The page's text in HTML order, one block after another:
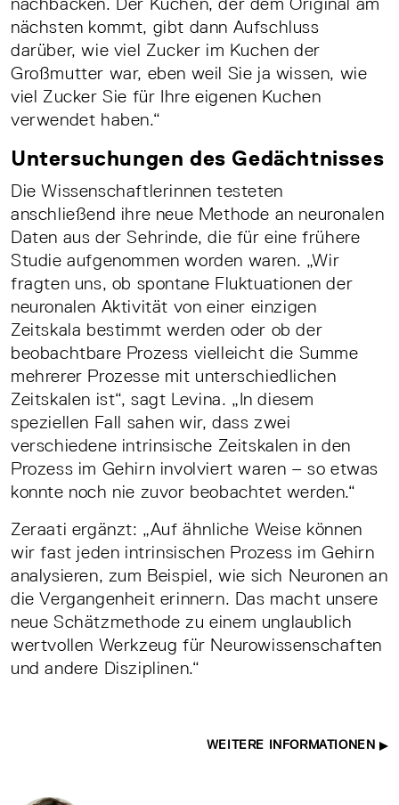
nachbacken. Der Kuchen, der dem Original am
nächsten kommt, gibt dann Aufschluss
darüber, wie viel Zucker im Kuchen der
Großmutter war, eben weil Sie ja wissen, wie
viel Zucker Sie für Ihre eigenen Kuchen
verwendet haben.“
Untersuchungen des Gedächtnisses
Die Wissenschaftlerinnen testeten
anschließend ihre neue Methode an neuronalen
Daten aus der Sehrinde, die für eine frühere
Studie aufgenommen worden waren. „Wir
fragten uns, ob spontane Fluktuationen der
neuronalen Aktivität von einer einzigen
Zeitskala bestimmt werden oder ob der
beobachtbare Prozess vielleicht die Summe
mehrerer Prozesse mit unterschiedlichen
Zeitskalen ist“, sagt Levina. „In diesem
speziellen Fall sahen wir, dass zwei
verschiedene intrinsische Zeitskalen in den
Prozess im Gehirn involviert waren – so etwas
konnte noch nie zuvor beobachtet werden.“
Zeraati ergänzt: „Auf ähnliche Weise können
wir fast jeden intrinsischen Prozess im Gehirn
analysieren, zum Beispiel, wie sich Neuronen an
die Vergangenheit erinnern. Das macht unsere
neue Schätzmethode zu einem unglaublich
wertvollen Werkzeug für Neurowissenschaften
und andere Disziplinen.“
WEITERE INFORMATIONEN